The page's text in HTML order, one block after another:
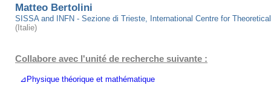
Matteo Bertolini
SISSA and INFN - Sezione di Trieste, International Centre for
(Italie)
Collabore avec l'unité de recherche suivante :
⊿Physique théorique et mathématique